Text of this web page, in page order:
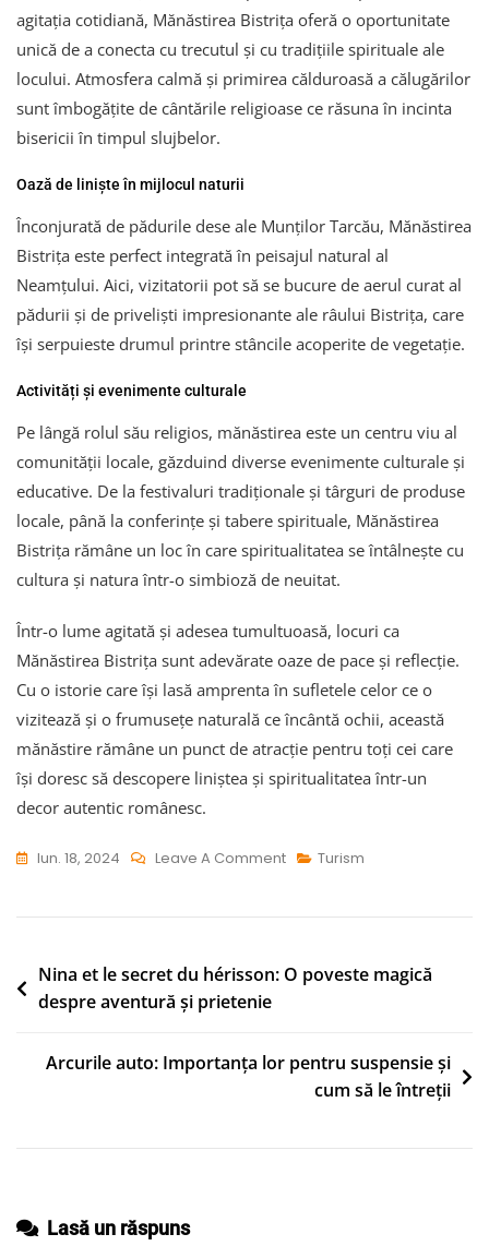
agitația cotidiană, Mănăstirea Bistrița oferă o oportunitate
unică de a conecta cu trecutul și cu tradițiile spirituale ale
locului. Atmosfera calmă și primirea călduroasă a călugărilor
sunt îmbogățite de cântările religioase ce răsuna în incinta
bisericii în timpul slujbelor.
Oază de liniște în mijlocul naturii
Înconjurată de pădurile dese ale Munților Tarcău, Mănăstirea
Bistrița este perfect integrată în peisajul natural al
Neamțului. Aici, vizitatorii pot să se bucure de aerul curat al
pădurii și de priveliști impresionante ale râului Bistrița, care
își serpuieste drumul printre stâncile acoperite de vegetație.
Activități și evenimente culturale
Pe lângă rolul său religios, mănăstirea este un centru viu al
comunității locale, găzduind diverse evenimente culturale și
educative. De la festivaluri tradiționale și târguri de produse
locale, până la conferințe și tabere spirituale, Mănăstirea
Bistrița rămâne un loc în care spiritualitatea se întâlnește cu
cultura și natura într-o simbioză de neuitat.
Într-o lume agitată și adesea tumultuoasă, locuri ca
Mănăstirea Bistrița sunt adevărate oaze de pace și reflecție.
Cu o istorie care își lasă amprenta în sufletele celor ce o
vizitează și o frumusețe naturală ce încântă ochii, această
mănăstire rămâne un punct de atracție pentru toți cei care
își doresc să descopere liniștea și spiritualitatea într-un
decor autentic românesc.
Iun. 18, 2024 Leave A CommentOn
Bistrița:
Refugiu
Pădurile
Neamțului
Turism
Navigare
Nina et le secret du hérisson: O poveste magică
despre aventură și prietenie
Arcurile auto: Importanța lor pentru suspensie și
cum să le întreții
Lasă un răspuns